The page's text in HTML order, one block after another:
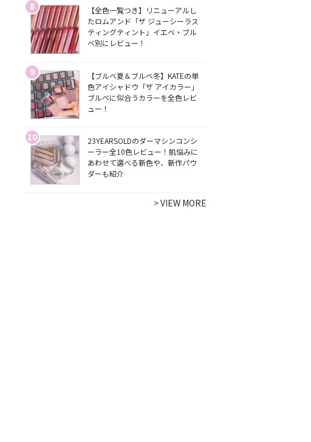
8
【全色一覧つき】リニューアルし
たロムアンド「ザ ジューシーラス
ティングティント」イエベ・ブル
ベ別にレビュー！
9
【ブルベ夏＆ブルベ冬】KATEの単
色アイシャドウ「ザ アイカラー」
ブルベに似合うカラーを全色レビ
ュー！
10
23YEARSOLDのダーマシンコンシ
ーラー全10色レビュー！肌悩みに
あわせて選べる新色や、新作パウ
ダーも紹介
>VIEW MORE